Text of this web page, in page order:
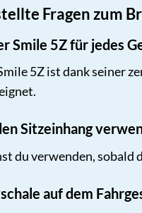
Fragen zum
Smile 5Z für jedes
5Z ist dank seiner
Sitzeinhang
du verwenden, sobald
auf dem